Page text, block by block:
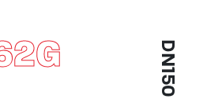
DN150